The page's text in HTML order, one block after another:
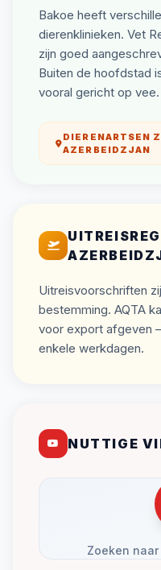
Bakoe heeft
dierenklinieken. Vet
zijn goed
Buiten de hoofdstad
vooral gericht op vee.
DIERENARTSEN
AZERBEIDZJAN
Uitreisvoorschriften
bestemming. AQTA
voor export afgeven
enkele werkdagen.
NUTTIGE
Zoeken